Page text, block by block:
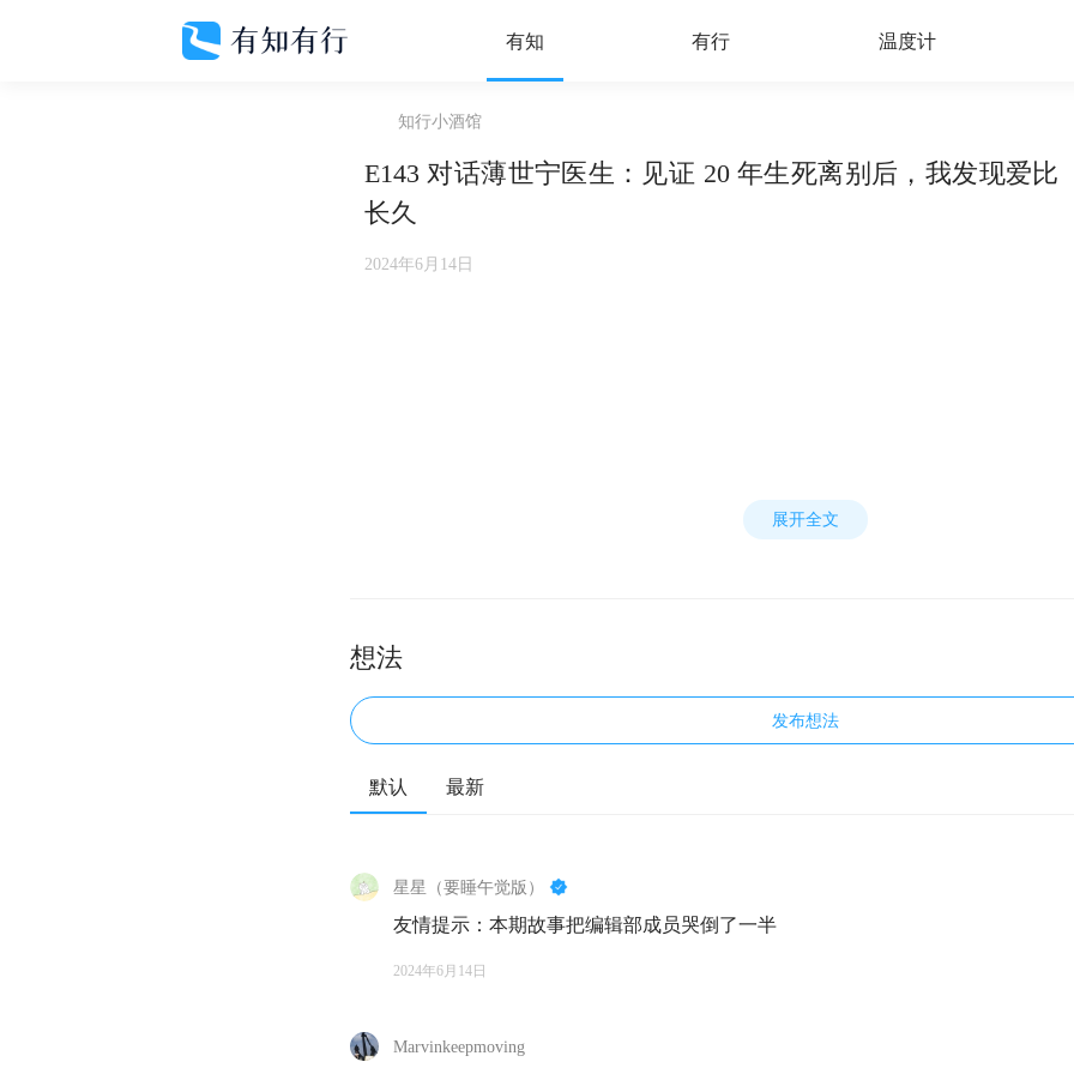
有知 有行 温度计
知行小酒馆
E143 对话薄世宁医生：见证 20 年生死离别后，我发现爱比
长久
2024年6月14日
展开全文
想法
发布想法
默认 最新
星星（要睡午觉版）
友情提示：本期故事把编辑部成员哭倒了一半
2024年6月14日
Marvinkeepmoving